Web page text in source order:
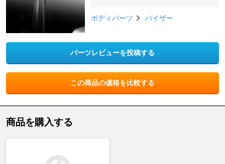
ボディパーツ バイザー
パーツレビューを投稿する
この商品の価格を比較する
商品を購入する